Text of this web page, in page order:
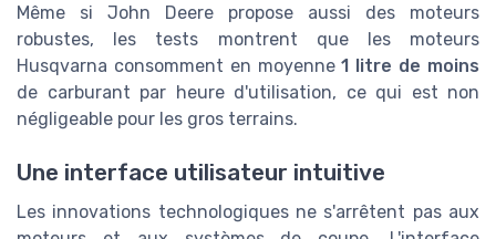
Même si John Deere propose aussi des moteurs
robustes, les tests montrent que les moteurs
Husqvarna consomment en moyenne1 litre de moins
de carburant par heure d'utilisation, ce qui est non
négligeable pour les gros terrains.
Une interface utilisateur intuitive
Les innovations technologiques ne s'arrêtent pas aux